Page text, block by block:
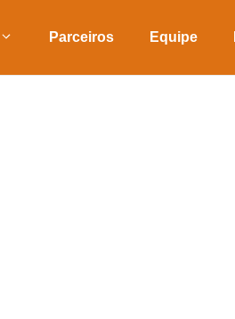
Parceiros Equipe